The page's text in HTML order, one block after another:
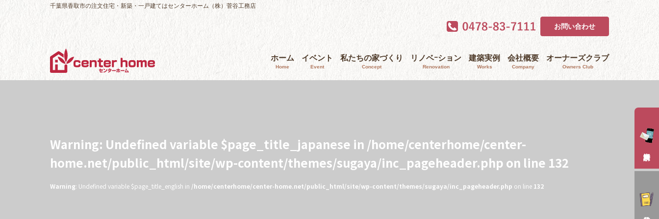
千葉県香取市の注文住宅・新築・一戸建てはセンターホーム（株）菅谷工務店
お問い合わせ
ホーム
Home
イベント
Event
私たちの家づくり
Concept
リノベｰション
Renovation
建築実例
Works
会社概要
Company
オーナーズクラブ
Owners Club
Warning: Undefined variable $page_title_japanese in /home/centerhome/center-
home.net/public_html/site/wp-content/themes/sugaya/inc_pageheader.php on line 132
Warning: Undefined variable $page_title_english in /home/centerhome/center-home.net/public_html/site/wp-content/themes/sugaya/inc_pageheader.php on line 132